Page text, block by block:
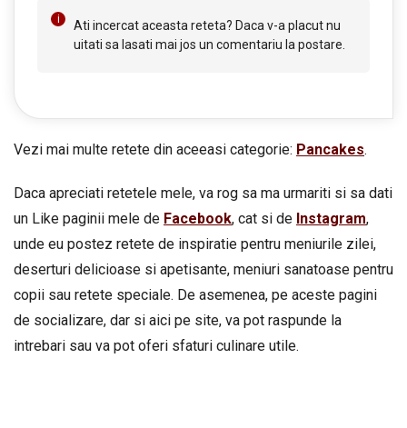
Ati incercat aceasta reteta? Daca v-a placut nu
uitati sa lasati mai jos un comentariu la postare.
Vezi mai multe retete din aceeasi categorie: Pancakes.
Daca apreciati retetele mele, va rog sa ma urmariti si sa dati
un Like paginii mele de Facebook, cat si de Instagram,
unde eu postez retete de inspiratie pentru meniurile zilei,
deserturi delicioase si apetisante, meniuri sanatoase pentru
copii sau retete speciale. De asemenea, pe aceste pagini
de socializare, dar si aici pe site, va pot raspunde la
intrebari sau va pot oferi sfaturi culinare utile.